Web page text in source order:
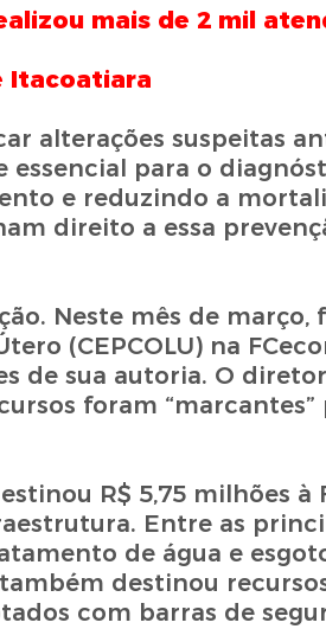
mais de 2 mil
Itacoatiara
alterações suspeitas
para o
e reduzindo a
direito a essa
Neste mês de
(CEPCOLU) na
de sua autoria. O
foram
R$ 5,75 milhões à
Entre as
de água e
destinou
com barras de